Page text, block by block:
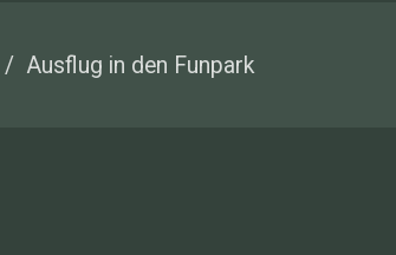
/ Ausflug in den Funpark